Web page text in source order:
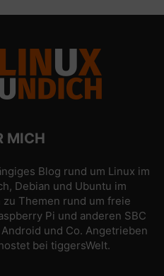
MICH
Blog rund um Linux im
Debian und Ubuntu im
Themen rund um freie
Pi und anderen SBC
und Co. Angetrieben
bei tiggersWelt.